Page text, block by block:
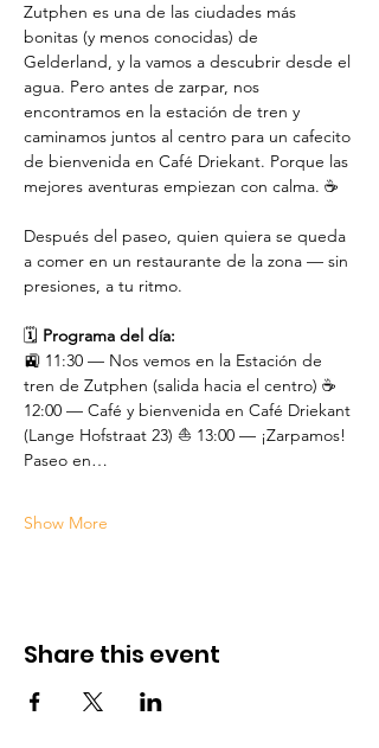
Zutphen es una de las ciudades más
bonitas (y menos conocidas) de
Gelderland, y la vamos a descubrir desde el
agua. Pero antes de zarpar, nos
encontramos en la estación de tren y
caminamos juntos al centro para un cafecito
de bienvenida en Café Driekant. Porque las
mejores aventuras empiezan con calma. ☕
Después del paseo, quien quiera se queda
a comer en un restaurante de la zona — sin
presiones, a tu ritmo.
🗓️ Programa del día:
🚉 11:30 — Nos vemos en la Estación de
tren de Zutphen (salida hacia el centro) ☕
12:00 — Café y bienvenida en Café Driekant
(Lange Hofstraat 23) ⛵ 13:00 — ¡Zarpamos!
Paseo en…
Show More
Share this event